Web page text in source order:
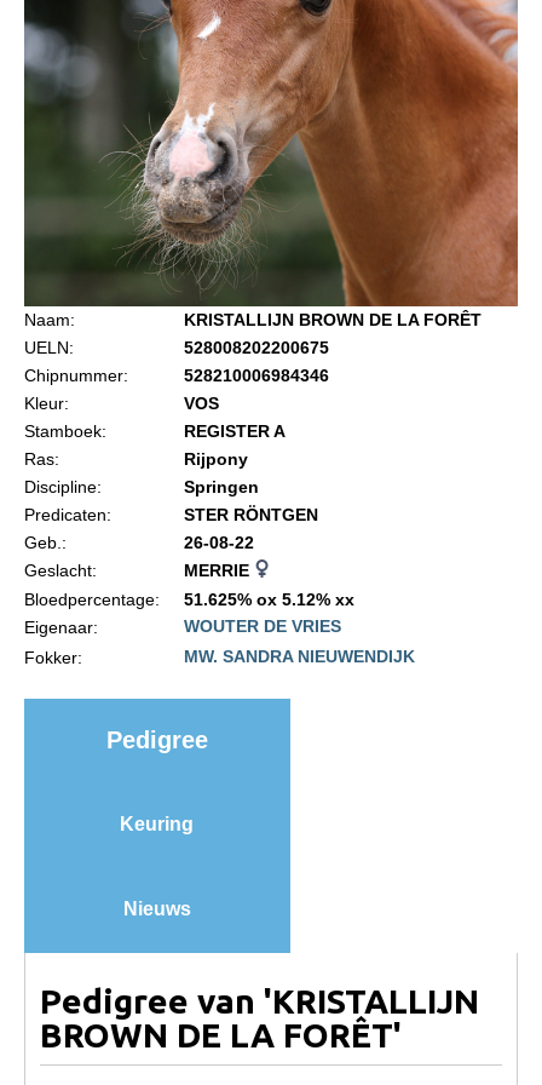
Import registratie
Veulenregistratie
I&R Registratie
Informatie overschrijven paspoort
Formulier overschrijven op naam
Animal Health Regulation
Gids voor Goede Praktijken
Marktplaats
Veel gestelde vragen
Webshop
Evenementen
NRPS Select Sale
NRPS Keuringen
Hengstenkeuring
Regionale Keuringen
Late Veulenkeuring
Sport
Dutch Pony Championship
Arabissimo
Veulenregistratie
Naam:
KRISTALLIJN BROWN DE LA FORÊT
UELN:
528008202200675
Chipnummer:
528210006984346
Kleur:
VOS
Stamboek:
REGISTER A
Ras:
Rijpony
Discipline:
Springen
Predicaten:
STER RÖNTGEN
Geb.:
26-08-22
Geslacht:
MERRIE
Bloedpercentage:
51.625% ox 5.12% xx
Eigenaar:
WOUTER DE VRIES
Fokker:
MW. SANDRA NIEUWENDIJK
Pedigree
Keuring
Nieuws
Pedigree van 'KRISTALLIJN
BROWN DE LA FORÊT'